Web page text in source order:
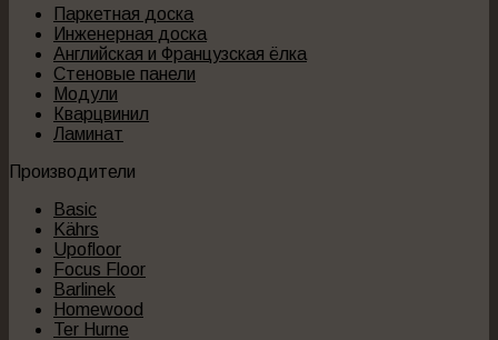
Паркетная доска
Инженерная доска
Английская и Французская ёлка
Стеновые панели
Модули
Кварцвинил
Ламинат
Производители
Basic
Kährs
Upofloor
Focus Floor
Barlinek
Homewood
Ter Hurne